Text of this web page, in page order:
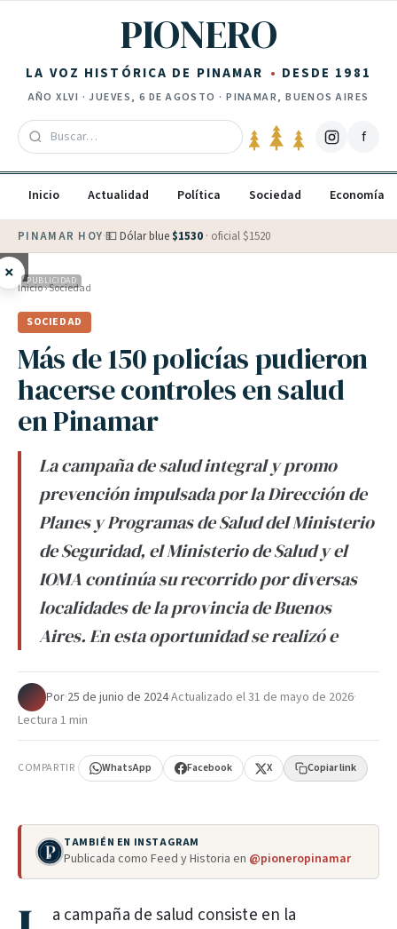
PIONERO
LA VOZ HISTÓRICA DE PINAMAR DESDE 1981
AÑOXLVI ·JUEVES, 6 DE AGOSTO · PINAMAR, BUENOS AIRES
f
Inicio Actualidad Política Sociedad Economía
PINAMAR HOY·💵 Dólar blue $1530 · oficial $1520
× PUBLICIDAD
Inicio›Sociedad
SOCIEDAD
Más de 150 policías pudieron
hacerse controles en salud
en Pinamar
La campaña de salud integral y promo
prevención impulsada por la Dirección de
Planes y Programas de Salud del Ministerio
de Seguridad, el Ministerio de Salud y el
IOMA continúa su recorrido por diversas
localidades de la provincia de Buenos
Aires. En esta oportunidad se realizó e
Por·25 de junio de 2024·Actualizado el31 de mayo de 2026·
Lectura 1 min
COMPARTIR WhatsApp Facebook X Copiar link
TAMBIÉN EN INSTAGRAM
Publicada como Feed y Historia en @pioneropinamar
a campaña de salud consiste en la